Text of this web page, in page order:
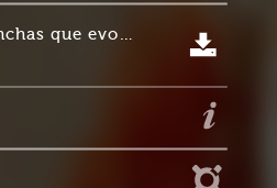
Ariel - Manchas que evolucionan